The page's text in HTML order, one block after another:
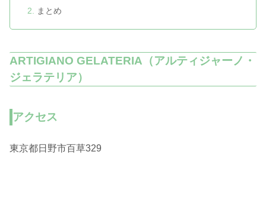
まとめ
ARTIGIANO GELATERIA（アルティジャーノ・
ジェラテリア）
アクセス
東京都日野市百草329